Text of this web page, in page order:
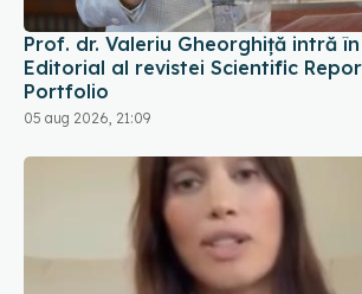
Prof. dr. Valeriu Gheorghiță intră
Editorial al revistei Scientific
Portfolio
05 aug 2026, 21:09